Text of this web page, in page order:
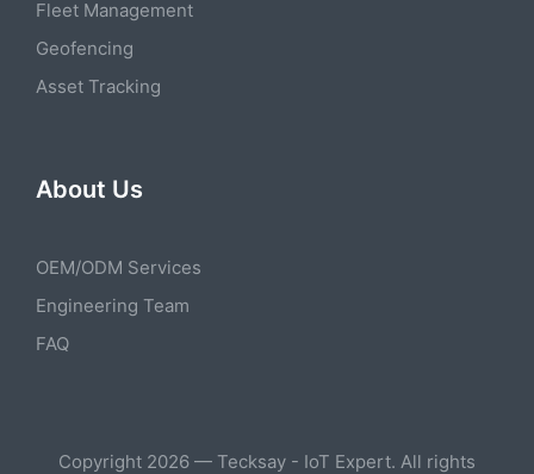
Fleet Management
Geofencing
Asset Tracking
About Us
OEM/ODM Services
Engineering Team
FAQ
Copyright 2026 — Tecksay - IoT Expert. All rights